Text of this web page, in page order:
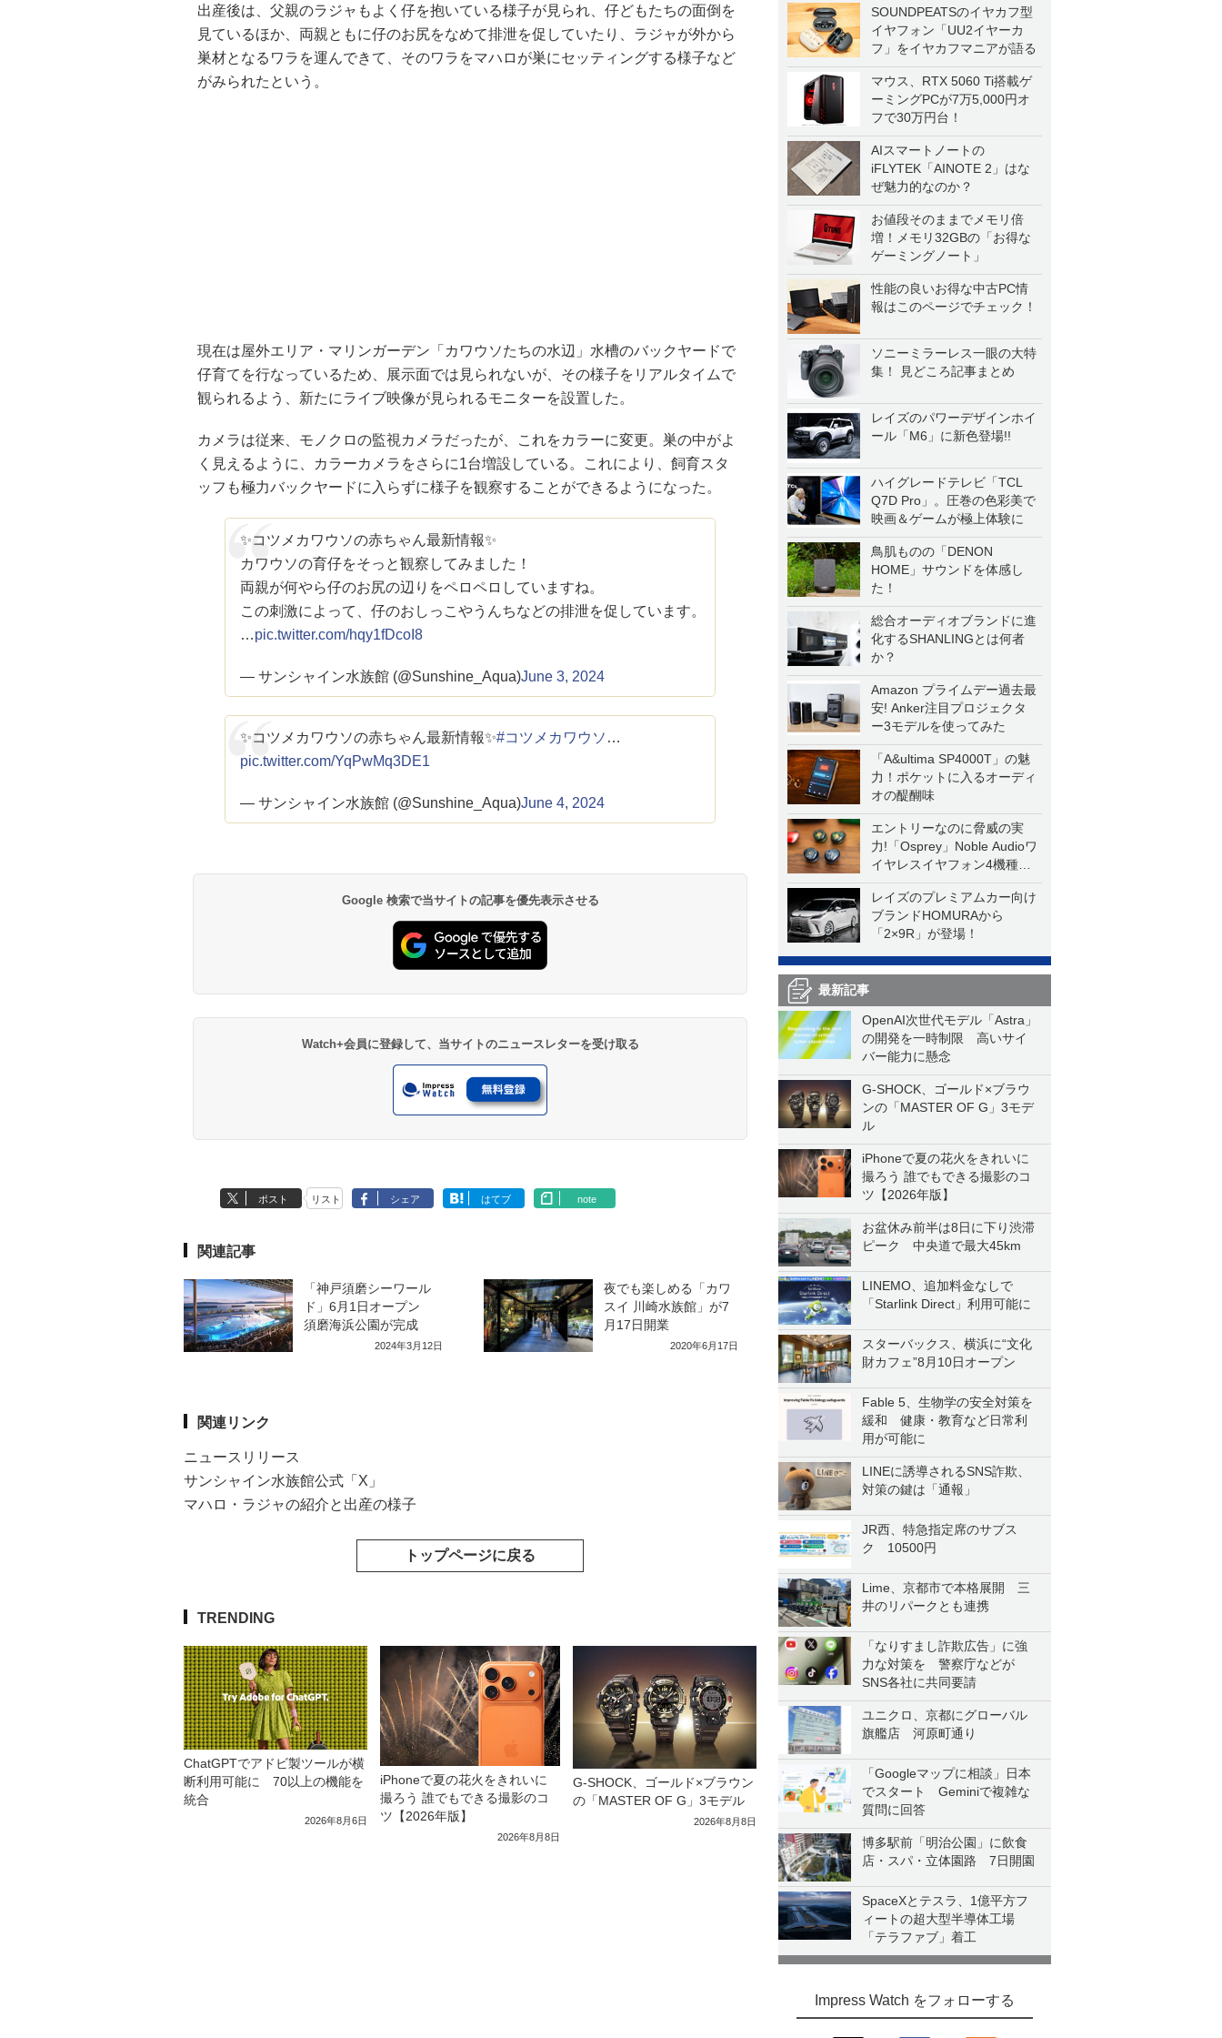
SOUNDPEATSのイヤカフ型
イヤフォン「UU2イヤーカ
フ」をイヤカフマニアが語る
マウス、RTX 5060 Ti搭載ゲ
ーミングPCが7万5,000円オ
フで30万円台！
AIスマートノートの
iFLYTEK「AINOTE 2」はな
ぜ魅力的なのか？
お値段そのままでメモリ倍
増！メモリ32GBの「お得な
ゲーミングノート」
性能の良いお得な中古PC情
報はこのページでチェック！
ソニーミラーレス一眼の大特
集！ 見どころ記事まとめ
レイズのパワーデザインホイ
ール「M6」に新色登場!!
ハイグレードテレビ「TCL
Q7D Pro」。圧巻の色彩美で
映画＆ゲームが極上体験に
鳥肌ものの「DENON
HOME」サウンドを体感し
た！
総合オーディオブランドに進
化するSHANLINGとは何者
か？
Amazon プライムデー過去最
安! Anker注目プロジェクタ
ー3モデルを使ってみた
「A&ultima SP4000T」の魅
力！ポケットに入るオーディ
オの醍醐味
エントリーなのに脅威の実
力!「Osprey」Noble Audioワ
イヤレスイヤフォン4機種を
一気に聴く
レイズのプレミアムカー向け
ブランドHOMURAから
「2×9R」が登場！
最新記事
OpenAI次世代モデル「Astra」
の開発を一時制限 高いサイ
バー能力に懸念
G-SHOCK、ゴールド×ブラウ
ンの「MASTER OF G」3モデ
ル
iPhoneで夏の花火をきれいに
撮ろう 誰でもできる撮影のコ
ツ【2026年版】
お盆休み前半は8日に下り渋滞
ピーク 中央道で最大45km
LINEMO、追加料金なしで
「Starlink Direct」利用可能に
スターバックス、横浜に“文化
財カフェ”8月10日オープン
Fable 5、生物学の安全対策を
緩和 健康・教育など日常利
用が可能に
LINEに誘導されるSNS詐欺、
対策の鍵は「通報」
JR西、特急指定席のサブス
ク 10500円
Lime、京都市で本格展開 三
井のリパークとも連携
「なりすまし詐欺広告」に強
力な対策を 警察庁などが
SNS各社に共同要請
ユニクロ、京都にグローバル
旗艦店 河原町通り
「Googleマップに相談」日本
でスタート Geminiで複雑な
質問に回答
博多駅前「明治公園」に飲食
店・スパ・立体園路 7日開園
SpaceXとテスラ、1億平方フ
ィートの超大型半導体工場
「テラファブ」着工
Impress Watch をフォローする
出産後は、父親のラジャもよく仔を抱いている様子が見られ、仔どもたちの面倒を
見ているほか、両親ともに仔のお尻をなめて排泄を促していたり、ラジャが外から
巣材となるワラを運んできて、そのワラをマハロが巣にセッティングする様子など
がみられたという。
現在は屋外エリア・マリンガーデン「カワウソたちの水辺」水槽のバックヤードで
仔育てを行なっているため、展示面では見られないが、その様子をリアルタイムで
観られるよう、新たにライブ映像が見られるモニターを設置した。
カメラは従来、モノクロの監視カメラだったが、これをカラーに変更。巣の中がよ
く見えるように、カラーカメラをさらに1台増設している。これにより、飼育スタ
ッフも極力バックヤードに入らずに様子を観察することができるようになった。
✨コツメカワウソの赤ちゃん最新情報✨
カワウソの育仔をそっと観察してみました！
両親が何やら仔のお尻の辺りをペロペロしていますね。
この刺激によって、仔のおしっこやうんちなどの排泄を促しています。
…pic.twitter.com/hqy1fDcoI8
— サンシャイン水族館 (@Sunshine_Aqua)June 3, 2024
✨コツメカワウソの赤ちゃん最新情報✨#コツメカワウソ …
pic.twitter.com/YqPwMq3DE1
— サンシャイン水族館 (@Sunshine_Aqua)June 4, 2024
Google 検索で当サイトの記事を優先表示させる
Watch+会員に登録して、当サイトのニュースレターを受け取る
ポスト リスト シェア はてブ note
関連記事
「神戸須磨シーワール
ド」6月1日オープン
須磨海浜公園が完成
2024年3月12日
夜でも楽しめる「カワ
スイ 川崎水族館」が7
月17日開業
2020年6月17日
関連リンク
ニュースリリース
サンシャイン水族館公式「X」
マハロ・ラジャの紹介と出産の様子
トップページに戻る
TRENDING
ChatGPTでアドビ製ツールが横
断利用可能に 70以上の機能を
統合
2026年8月6日
iPhoneで夏の花火をきれいに
撮ろう 誰でもできる撮影のコ
ツ【2026年版】
2026年8月8日
G-SHOCK、ゴールド×ブラウン
の「MASTER OF G」3モデル
2026年8月8日